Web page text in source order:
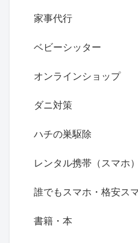
家事代行
ベビーシッター
オンラインショップ
ダニ対策
ハチの巣駆除
レンタル携帯（スマホ）
誰でもスマホ・格安ス
書籍・本